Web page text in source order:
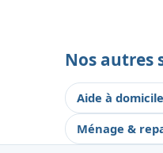
Nos autres
Aide à
Ménage &